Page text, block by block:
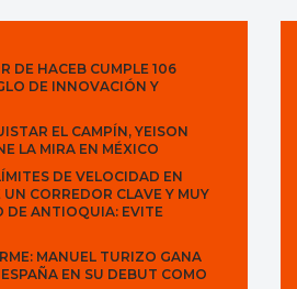
DE HACEB CUMPLE 106
DE INNOVACIÓN Y
EL CAMPÍN, YEISON
LA MIRA EN MÉXICO
DE VELOCIDAD EN
UN CORREDOR CLAVE Y MUY
DE ANTIOQUIA: EVITE
MANUEL TURIZO GANA
EN SU DEBUT COMO